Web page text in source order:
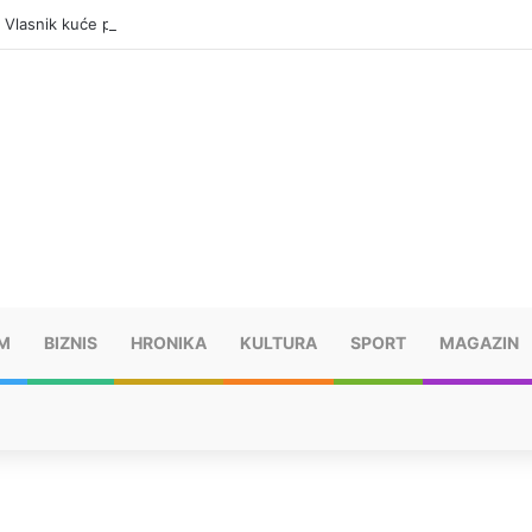
kuće pronađen mrtav, uhapšen osumnjičeni
BIZNIS HRONIKA KULTURA SPORT MAGAZIN